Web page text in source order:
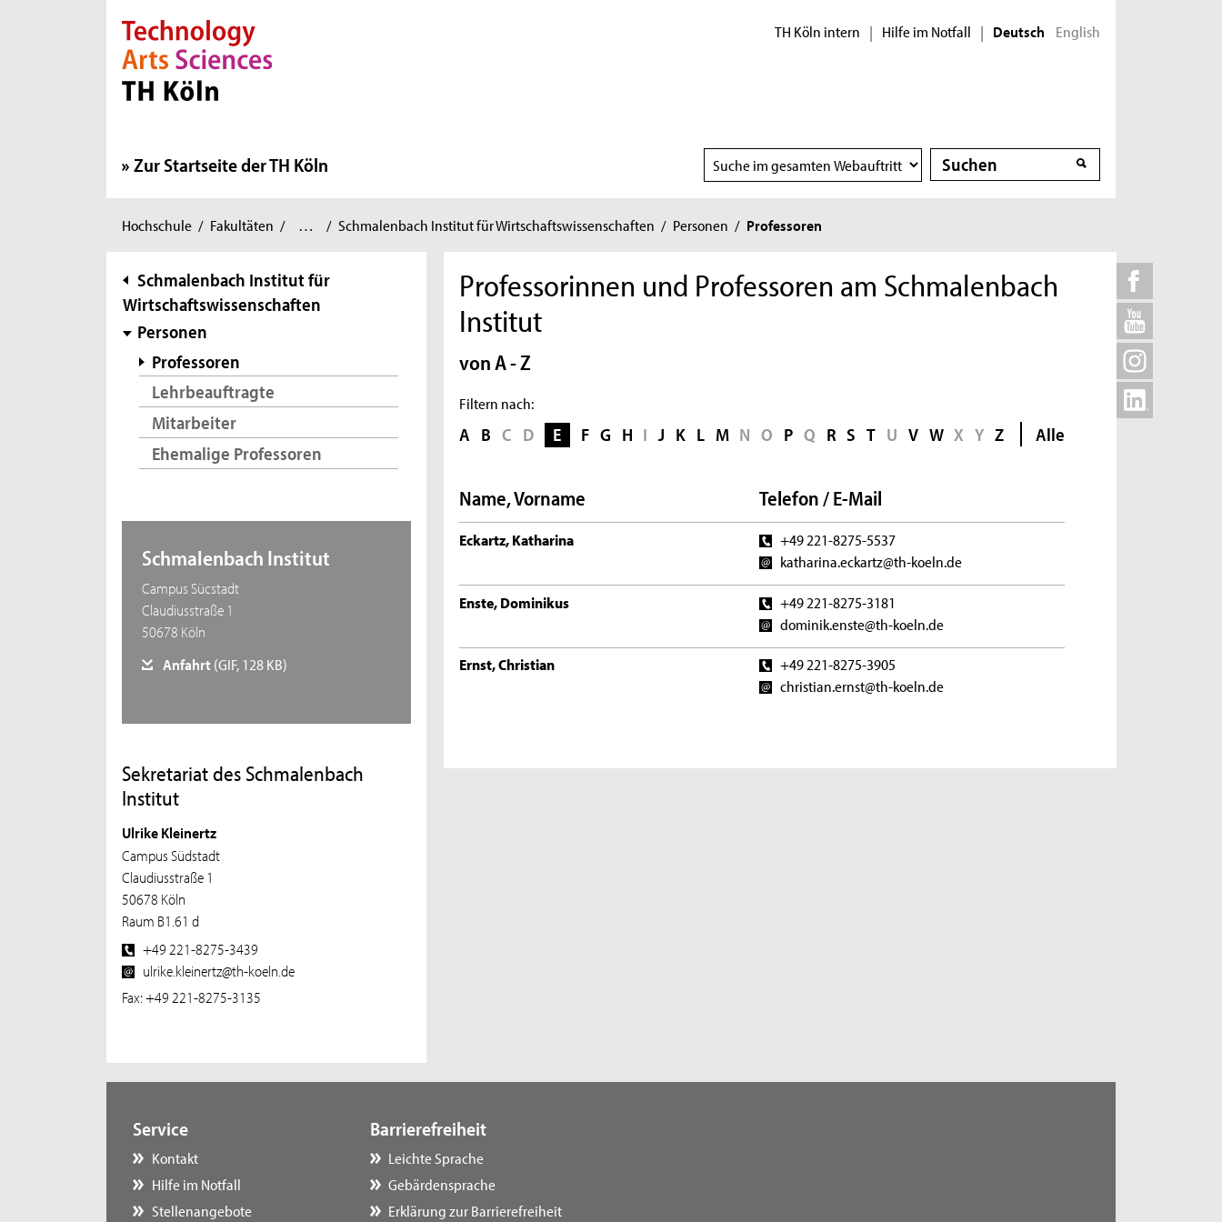
Direkt zur Hauptnavigation
Direkt zur Subnavigation
Direkt zum Inhalt
Direkt zum Fußbereich TH Köln intern | Hilfe im Notfall | Deutsch English
Zur Startseite der TH Köln
Suchbereich
wählen
Suche
Suche
Sie
hier:
Hochschule / Fakultäten / … /
Wirtschafts-
Schmalenbach Institut für Wirtschaftswissenschaften / Personen / Professoren
Subnavigation
Schmalenbach Institut für
Wirtschaftswissenschaften
Personen
Professoren
Lehrbeauftragte
Mitarbeiter
Ehemalige Professoren
Schmalenbach Institut
Campus Sücstadt
Claudiusstraße 1
50678 Köln
Anfahrt(GIF, 128 KB)
Sekretariat des Schmalenbach
Institut
Ulrike Kleinertz
Campus Südstadt
Claudiusstraße 1
50678 Köln
Raum B1.61 d
+49 221-8275-3439
ulrike.kleinertz@th-koeln.de
Fax: +49 221-8275-3135
Professorinnen und Professoren am Schmalenbach
Institut
von A - Z
Filtern nach:
A B C D E F G H I J K L M N O P Q R S T U V W X Y Z Alle
Name, Vorname Telefon / E-Mail
Eckartz, Katharina
+49 221-8275-5537
katharina.eckartz@th-koeln.de
Enste, Dominikus
+49 221-8275-3181
dominik.enste@th-koeln.de
Ernst, Christian
+49 221-8275-3905
christian.ernst@th-koeln.de
Service
Kontakt
Hilfe im Notfall
Stellenangebote
Barrierefreiheit
Leichte Sprache
Gebärdensprache
Erklärung zur Barrierefreiheit